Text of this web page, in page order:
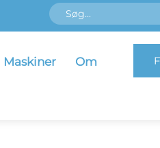
Maskiner Om